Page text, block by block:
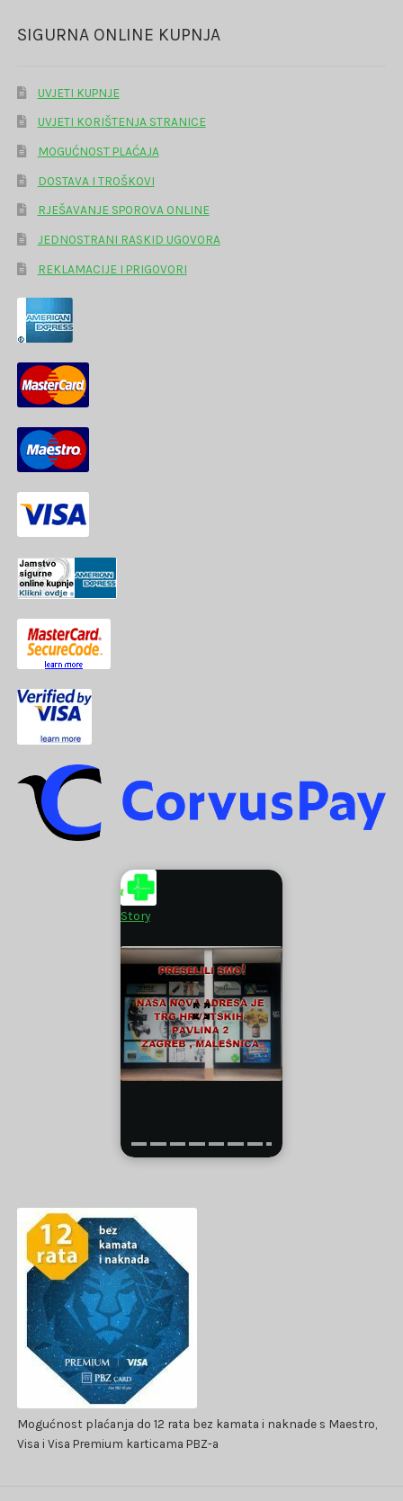
SIGURNA ONLINE KUPNJA
UVJETI KUPNJE
UVJETI KORIŠTENJA STRANICE
MOGUĆNOST PLAĆAJA
DOSTAVA I TROŠKOVI
RJEŠAVANJE SPOROVA ONLINE
JEDNOSTRANI RASKID UGOVORA
REKLAMACIJE I PRIGOVORI
Story
Mogućnost plaćanja do 12 rata bez kamata i naknade s Maestro,
Visa i Visa Premium karticama PBZ-a